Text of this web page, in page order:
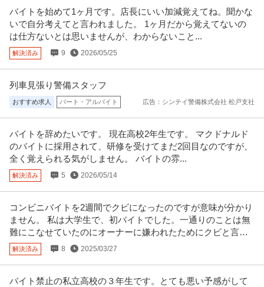
人で病院・大学の運営を支える経理マネジメントポジションを募
集
医療法人社団高邦会（国際医療福祉大学・高邦会グループ）
新着 U・IターンOK 職場内禁煙
【職種】管理＞経理（財務会計） 【業種】メディカル＞病院・クリニック ※
会員属性などに応じ、当該求…続きを見る
提供：ビズリーチ
薬剤師・管理薬剤師 ／ 「江戸川区／薬剤師／管理職採用」タムス
松江病院 薬局長安心・安定の大手医療法人
医療法人社団城東桐和会
年収600万円〜700万円
【職種】医療・看護・薬剤＞薬剤師・管理薬剤師 【業種】メディカル＞病
院・クリニック ※会員属性など…続きを見る
領域）」がん治療のスタートを支える運営スペシャリスト／年収
最大1100万円／東京メトロ京橋駅徒歩2分の好立地オフィス／自
律したワークスタイルを尊重
ノボキュア株式会社
正社員 未経験OK リモートワーク 職場内禁煙
年収800万円〜1,100万円
【職種】医療営業＞医療機器営業 【業種】メディカル＞医療機器メーカー ※
提供：ビズリーチ
バイトを始めて1ヶ月です。店長にいい加減覚えてね。聞かな
いで自分考えてと言われました。 1ヶ月だから覚えてないの
は仕方ないとは思いませんが、わからないこと...
解決済み 9 2026/05/25
列車見張り警備スタッフ
おすすめ求人 パート・アルバイト 広告：シンテイ警備株式会社 松戸支社
バイトを辞めたいです。 現在高校2年生です。 マクドナルド
のバイトに採用されて、研修を受けてまだ2回目なのですが、
全く覚えられる気がしません。 バイトの雰...
解決済み 5 2026/05/14
コンビニバイトを2週間でクビになったのですが意味が分かり
ません。 私は大学生で、初バイトでした。一通りのことは無
難にこなせていたのにオーナーに嫌われたためにクビと言わ
れました。
解決済み 8 2025/03/27
バイト禁止の私立高校の３年生です。とても悪い予感がして